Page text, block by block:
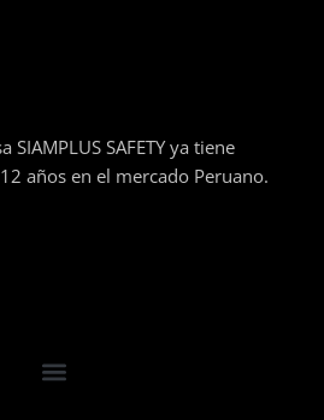
SIAMPLUS SAFETY ya tiene
años en el mercado Peruano.